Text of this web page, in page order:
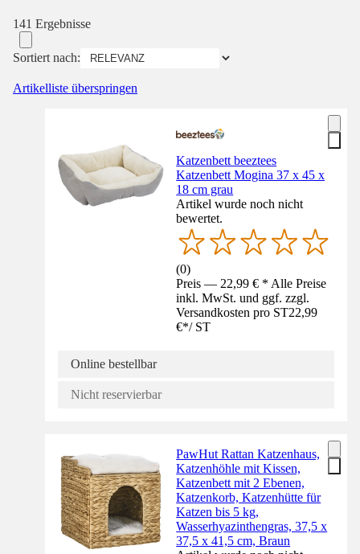
141 Ergebnisse
Sortiert nach:
Artikelliste überspringen
Katzenbett beeztees
Katzenbett Mogina 37 x 45 x
18 cm grau
Artikel wurde noch nicht
bewertet.
(0)
Preis — 22,99 € * Alle Preise
inkl. MwSt. und ggf. zzgl.
Versandkosten pro ST22,99
€*/ ST
Online bestellbar
Nicht reservierbar
PawHut Rattan Katzenhaus,
Katzenhöhle mit Kissen,
Katzenbett mit 2 Ebenen,
Katzenkorb, Katzenhütte für
Katzen bis 5 kg,
Wasserhyazinthengras, 37,5 x
37,5 x 41,5 cm, Braun